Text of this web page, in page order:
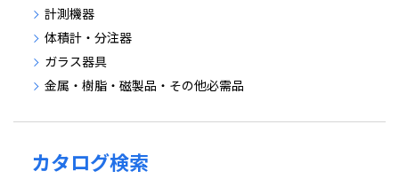
計測機器
体積計・分注器
ガラス器具
金属・樹脂・磁製品・その他必需品
カタログ検索